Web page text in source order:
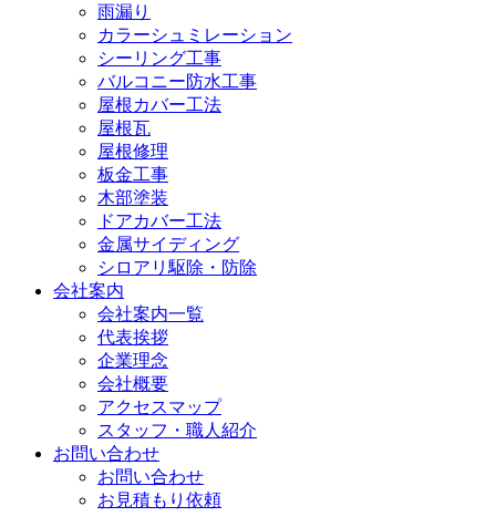
雨漏り
カラーシュミレーション
シーリング工事
バルコニー防水工事
屋根カバー工法
屋根瓦
屋根修理
板金工事
木部塗装
ドアカバー工法
金属サイディング
シロアリ駆除・防除
会社案内
会社案内一覧
代表挨拶
企業理念
会社概要
アクセスマップ
スタッフ・職人紹介
お問い合わせ
お問い合わせ
お見積もり依頼